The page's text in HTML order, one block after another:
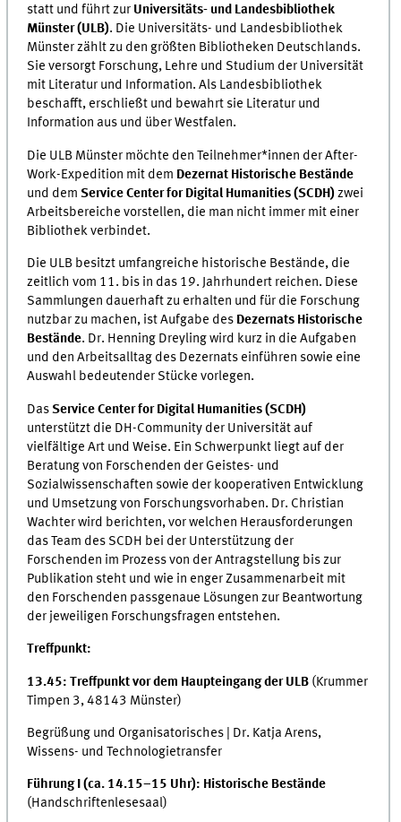
statt und führt zur Universitäts- und Landesbibliothek
Münster (ULB). Die Universitäts- und Landesbibliothek
Münster zählt zu den größten Bibliotheken Deutschlands.
Sie versorgt Forschung, Lehre und Studium der Universität
mit Literatur und Information. Als Landesbibliothek
beschafft, erschließt und bewahrt sie Literatur und
Information aus und über Westfalen.
Die ULB Münster möchte den Teilnehmer*innen der After-
Work-Expedition mit dem Dezernat Historische Bestände
und demService Center for Digital Humanities (SCDH)zwei
Arbeitsbereiche vorstellen, die man nicht immer mit einer
Bibliothek verbindet.
Die ULB besitzt umfangreiche historische Bestände, die
zeitlich vom 11. bis in das 19. Jahrhundert reichen. Diese
Sammlungen dauerhaft zu erhalten und für die Forschung
nutzbar zu machen, ist Aufgabe des Dezernats Historische
Bestände. Dr. Henning Dreyling wird kurz in die Aufgaben
und den Arbeitsalltag des Dezernats einführen sowie eine
Auswahl bedeutender Stücke vorlegen.
DasService Center for Digital Humanities (SCDH)
unterstützt die DH-Community der Universität auf
vielfältige Art und Weise. Ein Schwerpunkt liegt auf der
Beratung von Forschenden der Geistes- und
Sozialwissenschaften sowie der kooperativen Entwicklung
und Umsetzung von Forschungsvorhaben. Dr. Christian
Wachter wird berichten, vor welchen Herausforderungen
das Team des SCDH bei der Unterstützung der
Forschenden im Prozess von der Antragstellung bis zur
Publikation steht und wie in enger Zusammenarbeit mit
den Forschenden passgenaue Lösungen zur Beantwortung
der jeweiligen Forschungsfragen entstehen.
Treffpunkt:
13.45: Treffpunkt vor dem Haupteingang der ULB (Krummer
Timpen 3, 48143 Münster)
Begrüßung und Organisatorisches | Dr. Katja Arens,
Wissens- und Technologietransfer
Führung I (ca. 14.15–15 Uhr): Historische Bestände
(Handschriftenlesesaal)